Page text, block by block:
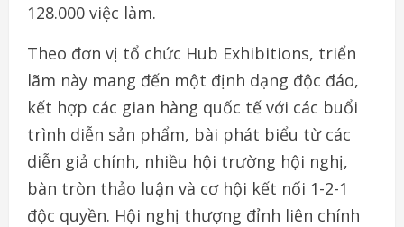
128.000 việc làm.
Theo đơn vị tổ chức Hub Exhibitions, triển
lãm này mang đến một định dạng độc đáo,
kết hợp các gian hàng quốc tế với các buổi
trình diễn sản phẩm, bài phát biểu từ các
diễn giả chính, nhiều hội trường hội nghị,
bàn tròn thảo luận và cơ hội kết nối 1-2-1
độc quyền. Hội nghị thượng đỉnh liên chính